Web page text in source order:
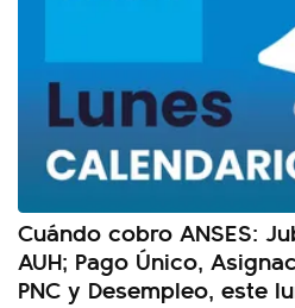
Cuándo cobro ANSES:
AUH; Pago Único,
PNC y Desempleo, este